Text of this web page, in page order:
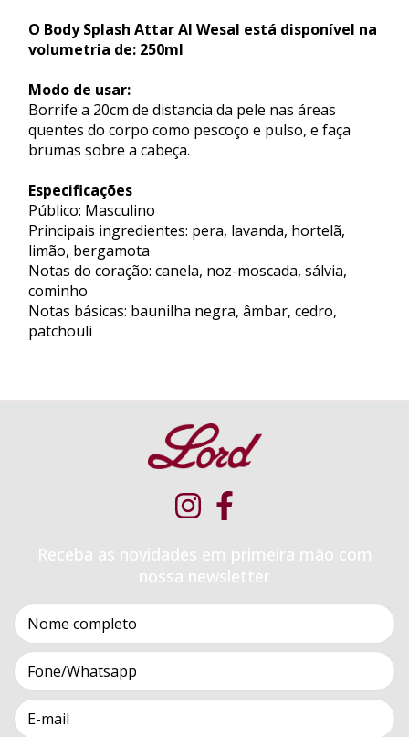
O Body Splash Attar Al Wesal está disponível na
volumetria de: 250ml
Modo de usar:
Borrife a 20cm de distancia da pele nas áreas
quentes do corpo como pescoço e pulso, e faça
brumas sobre a cabeça.
Especificações
Público: Masculino
Principais ingredientes: pera, lavanda, hortelã,
limão, bergamota
Notas do coração: canela, noz-moscada, sálvia,
cominho
Notas básicas: baunilha negra, âmbar, cedro,
patchouli
Receba as novidades em primeira mão com
nossa newsletter